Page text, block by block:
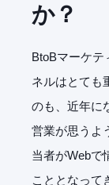
か？
BtoBマーケテ
ネルはとても
のも、近年に
営業が思うよ
当者がWebで
こととなって